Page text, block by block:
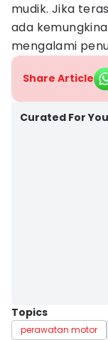
mudik. Jika
ada
mengalami
Share Article
Curated For You
Topics
perawatan motor